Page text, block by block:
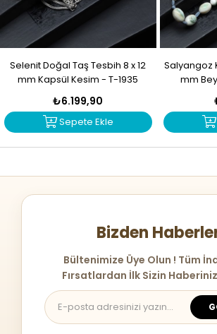
Selenit Doğal Taş Tesbih 8 x 12
mm Kapsül Kesim - T-1935
₺6.199,90
Sepete Ekle
Salyangoz
mm
Bizden
Bültenimize Üye Olun ! Tüm
Fırsatlardan İlk Sizin